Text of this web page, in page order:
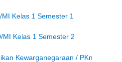
Kelas 1 Semester 1
MI Kelas 1 Semester 2
Kewarganegaraan / PKn